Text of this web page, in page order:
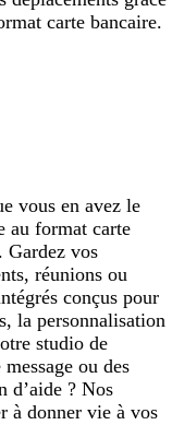
carte bancaire.
vous en avez le
au format carte
Gardez vos
réunions ou
conçus pour
la personnalisation
studio de
ou des
d’aide ? Nos
à donner vie à vos